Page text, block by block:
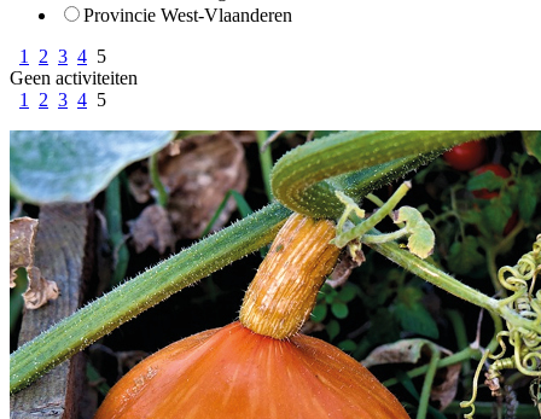
Provincie West-Vlaanderen
1
2 3 4 5
Geen activiteiten
1
2 3 4 5